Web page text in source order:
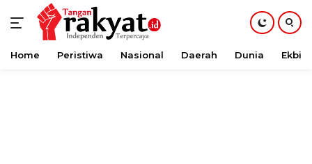
Langsung
Home Peristiwa Nasional Daerah Dunia Ekbis